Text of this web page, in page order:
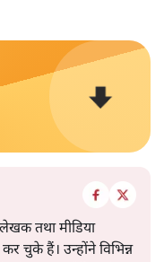
तथा मीडिया
चुके हैं। उन्होंने विभिन्न